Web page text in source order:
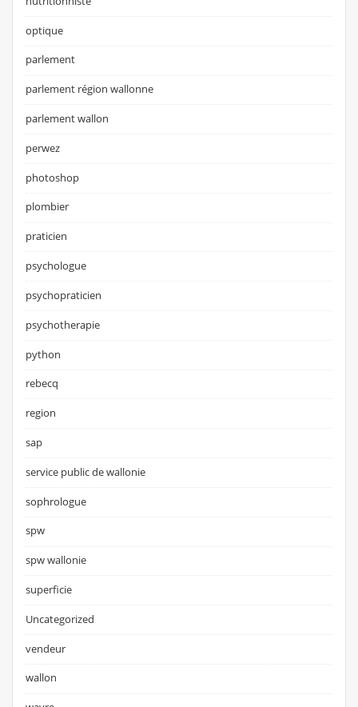
optique
parlement
parlement région wallonne
parlement wallon
perwez
photoshop
plombier
praticien
psychologue
psychopraticien
psychotherapie
python
rebecq
region
sap
service public de wallonie
sophrologue
spw
spw wallonie
superficie
Uncategorized
vendeur
wallon